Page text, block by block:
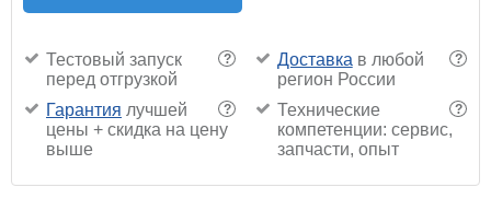
?
Тестовый запуск
перед отгрузкой
?
Доставка в любой
регион России
?
Гарантия лучшей
цены + скидка на цену
выше
?
Технические
компетенции: сервис,
запчасти, опыт